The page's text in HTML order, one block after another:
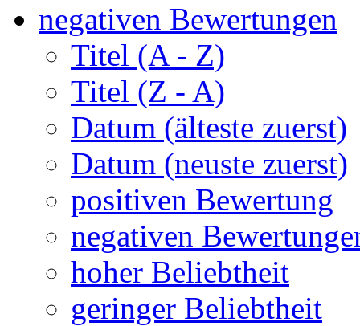
negativen Bewertungen
Titel (A - Z)
Titel (Z - A)
Datum (älteste zuerst)
Datum (neuste zuerst)
positiven Bewertung
negativen
hoher Beliebtheit
geringer Beliebtheit